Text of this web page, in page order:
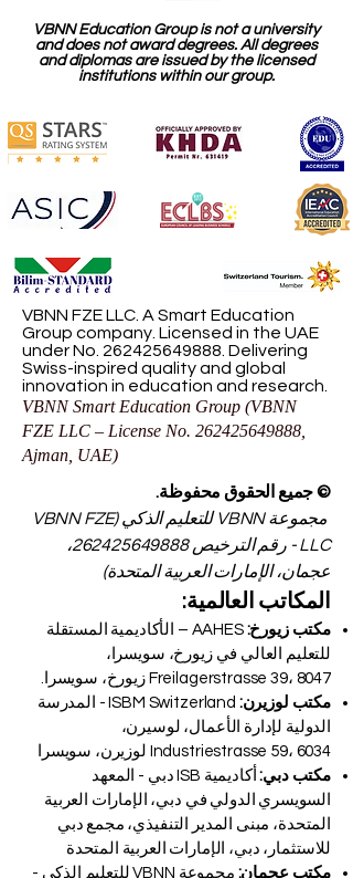
VBNN Education Group is not a university
and does not award degrees. All degrees
VBNN FZE LLC. A Smart Education
Group company. Licensed in the UAE
under No.262425649888. Delivering
Swiss-inspired quality and global
innovation in education and research.
VBNN Smart Education Group (VBNN
FZE LLC – License No.
© جميع الحقوق محفوظة.
مجموعة VBNN للتعليم الذكي (VBNN FZE
LLC - رقم الترخيص
262425649888
عجمان، الإمارات العربية المتحدة)
المكاتب العالمية:
مكتب زيورخ:
AAHES – الأكاديمية المستقلة
للتعليم العالي في زيورخ، سويسرا،
Freilagerstrasse 39، 8047 زيورخ، سويسرا.
مكتب لوزيرن:
الدولية لإدارة الأعمال، لوسيرن،
Industriestrasse 59، 6034 لوزيرن، سويسرا
مكتب دبي:
أكاديمية ISB دبي - المعهد
السويسري الدولي في دبي، الإمارات العربية
المتحدة، مبنى المدير التنفيذي، مجمع دبي